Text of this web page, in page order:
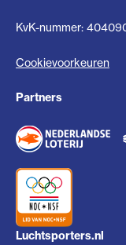
KvK-nummer:
Cookievoorkeuren
Partners
Luchtsporters.nl